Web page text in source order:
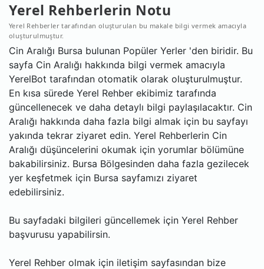
Yerel Rehberlerin Notu
Yerel Rehberler tarafından oluşturulan bu makale bilgi vermek amacıyla
oluşturulmuştur.
Cin Aralığı Bursa bulunan Popüler Yerler 'den biridir. Bu
sayfa Cin Aralığı hakkında bilgi vermek amacıyla
YerelBot tarafından otomatik olarak oluşturulmuştur.
En kısa sürede Yerel Rehber ekibimiz tarafında
güncellenecek ve daha detaylı bilgi paylaşılacaktır. Cin
Aralığı hakkında daha fazla bilgi almak için bu sayfayı
yakında tekrar ziyaret edin. Yerel Rehberlerin Cin
Aralığı düşüncelerini okumak için yorumlar bölümüne
bakabilirsiniz. Bursa Bölgesinden daha fazla gezilecek
yer keşfetmek için Bursa sayfamızı ziyaret
edebilirsiniz.
Bu sayfadaki bilgileri güncellemek için Yerel Rehber
başvurusu yapabilirsin.
Yerel Rehber olmak için iletişim sayfasından bize